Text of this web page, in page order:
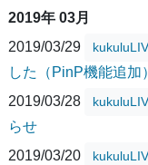
2019年 03月
2019/03/29
した（PinP機能追加）
2019/03/28
らせ
2019/03/20